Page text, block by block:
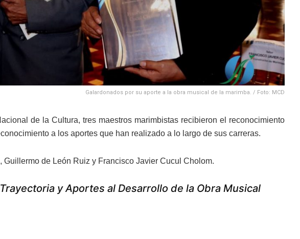
Galardonados por su aporte a la obra musical de la marimba. / Foto: MCD
de la Cultura, tres maestros marimbistas recibieron el reconocimiento
a los aportes que han realizado a lo largo de sus carreras.
de León Ruiz y Francisco Javier Cucul Cholom.
y Aportes al Desarrollo de la Obra Musical